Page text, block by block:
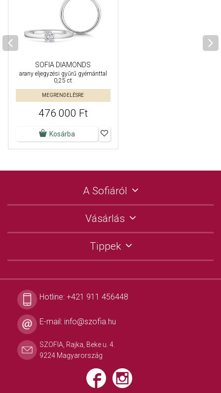
SOFIA DIAMONDS
arany eljegyzési gyűrű gyémánttal
0,25 ct
MEGRENDELÉSRE
476 000 Ft
Kosárba
A Sofiáról
Vásárlás
Tippek
Hotline: +421 911 456448
E-mail: info@szofia.hu
SZOFIA, Rajka, Beke u. 4.
9224 Magyarország